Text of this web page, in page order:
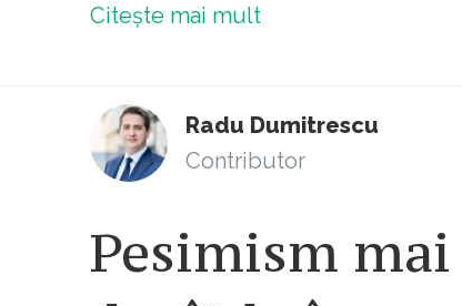
Citește mai mult
Radu Dumitrescu
Contributor
Pesimism